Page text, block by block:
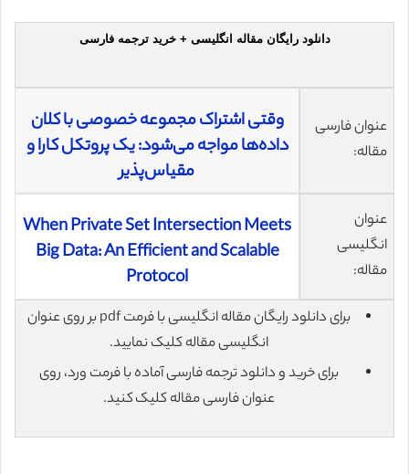
دانلود رایگان مقاله انگلیسی + خرید ترجمه فارسی
عنوان فارسی
مقاله:
وقتی اشتراک مجموعه خصوصی با کلان
داده‌ها مواجه می‌شود: یک پروتکل کارا و
مقیاس‌پذیر
عنوان
انگلیسی
مقاله:
When Private Set Intersection Meets
Big Data: An Efficient and Scalable
Protocol
برای دانلود رایگان مقاله انگلیسی با فرمت pdf بر روی عنوان
انگلیسی مقاله کلیک نمایید.
برای خرید و دانلود ترجمه فارسی آماده با فرمت ورد، روی
عنوان فارسی مقاله کلیک کنید.